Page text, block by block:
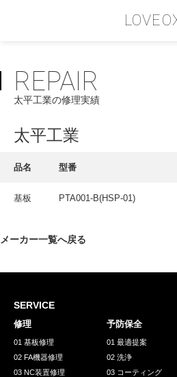
PHILOSOPHY
フィロソフィー
COMPANY
INTERVIEW
採用情報
GREEN
環境への取り組み
REPAIR
太平工業の修理実績
太平工業
品名 型番
基板 PTA001-B(HSP-01)
メーカー一覧へ戻る
SERVICE
修理
01 基板修理
02 FA機器修理
03 NC装置修理
予防保全
01 最適提案
02 洗浄
03 コーティング